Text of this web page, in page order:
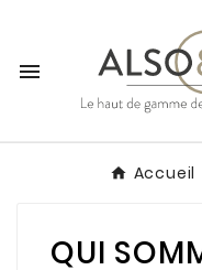

Accueil
QUI